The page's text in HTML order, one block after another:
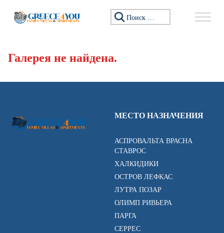
Искать:
Галерея не найдена.
МЕСТО НАЗНАЧЕНИЯ
АСПРОВАЛЬТА ВРАСНА
СТАВРОС
ХАЛКИДИКИ
ОСТРОВ ЛЕФКАС
ЛУТРА ПОЗАР
ОЛИМП РИВЬЕРА
ПАРГА
СЕРРЕС